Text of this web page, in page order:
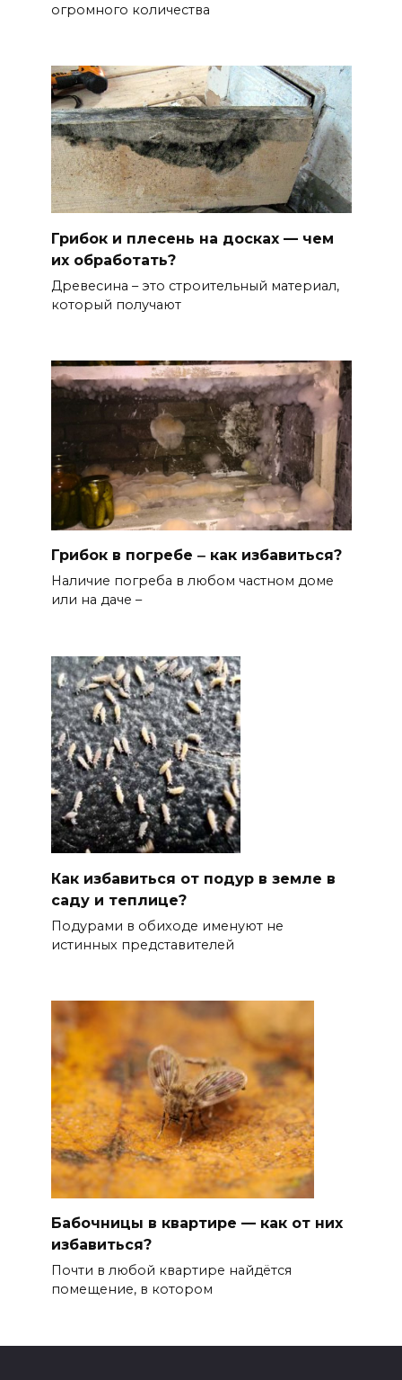
огромного количества
Грибок и плесень на досках — чем
их обработать?
Древесина – это строительный материал,
который получают
Грибок в погребе ‒ как избавиться?
Наличие погреба в любом частном доме
или на даче –
Как избавиться от подур в земле в
саду и теплице?
Подурами в обиходе именуют не
истинных представителей
Бабочницы в квартире — как от них
избавиться?
Почти в любой квартире найдётся
помещение, в котором